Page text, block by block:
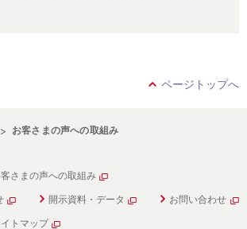
ページトップへ
お客さまの声への取組み
さまの声への取組み
開示資料・データ お問い合わせ
トマップ